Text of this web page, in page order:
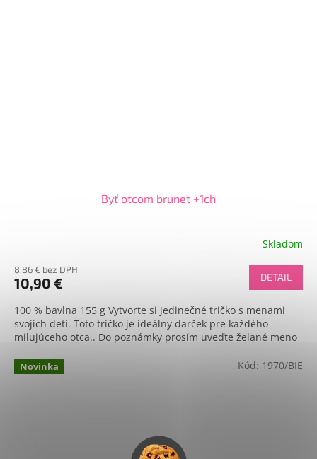
Byť otcom brunet +1ch
Skladom
8,86 € bez DPH
10,90 € DETAIL
100 % bavlna 155 g Vytvorte si jedinečné tričko s menami
svojich detí. Toto tričko je ideálny darček pre každého
milujúceho otca.. Do poznámky prosím uveďte želané meno
Novinka Kód: 1970/BIE